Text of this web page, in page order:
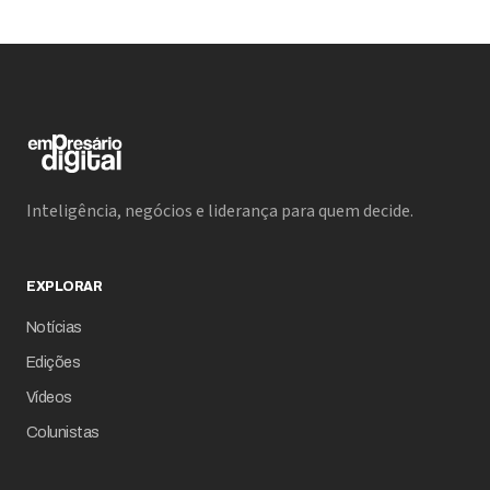
empresas com faturamento superior a R$ 50 milhões
Inteligência, negócios e liderança para quem decide.
EXPLORAR
Notícias
Edições
Vídeos
Colunistas